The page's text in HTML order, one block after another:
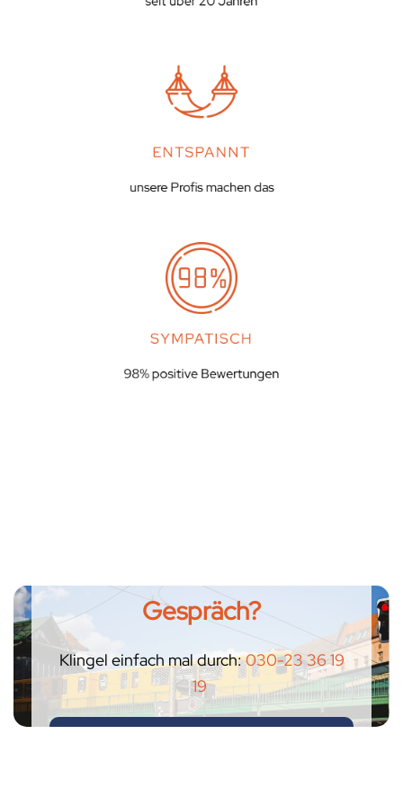
ENTSPANNT
unsere Profis machen das
SYMPATISCH
98% positive Bewertungen
Gespräch?
Klingel einfach mal durch:030-23 36 19
19